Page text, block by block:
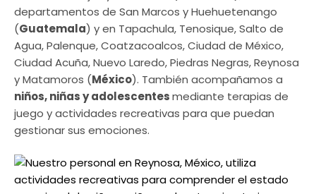
departamentos de San Marcos y Huehuetenango
(Guatemala) y en Tapachula, Tenosique, Salto de
Agua, Palenque, Coatzacoalcos, Ciudad de México,
Ciudad Acuña, Nuevo Laredo, Piedras Negras, Reynosa
y Matamoros (México). También acompañamos a
niños, niñas y adolescentesmediante terapias de
juego y actividades recreativas para que puedan
gestionar sus emociones.